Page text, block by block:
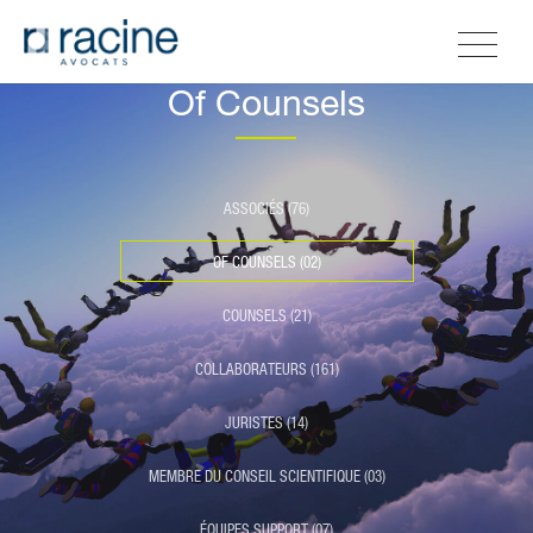
Of Counsels
ASSOCIÉS (76)
OF COUNSELS (02)
COUNSELS (21)
COLLABORATEURS (161)
JURISTES (14)
MEMBRE DU CONSEIL SCIENTIFIQUE (03)